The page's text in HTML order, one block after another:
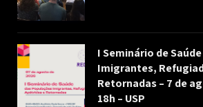
I Seminário de
Imigrantes,
Retornadas – 7 de
18h – USP